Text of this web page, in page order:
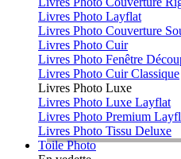
Livres Photo Layflat
Livres Photo Couverture
Livres Photo Cuir
Livres Photo Fenêtre
Livres Photo Cuir Classique
Livres Photo Luxe
Livres Photo Luxe Layflat
Livres Photo Premium
Livres Photo Tissu Deluxe
Toile Photo